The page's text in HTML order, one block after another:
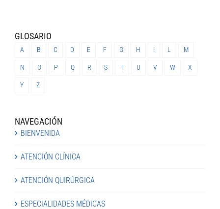
GLOSARIO
A B C D E F G H I L M
N O P Q R S T U V W X
Y Z
NAVEGACIÓN
BIENVENIDA
ATENCIÓN CLÍNICA
ATENCIÓN QUIRÚRGICA
ESPECIALIDADES MÉDICAS